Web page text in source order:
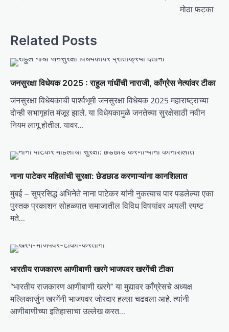
n
a
v
i
g
a
t
o
n
मोठा फटका
Related Posts
जनसुरक्षा विधेयक 2025 : राहुल गांधींची नाराजी, काँग्रेस नेत्यांवर टीका
जनसुरक्षा विधेयकाची पार्श्वभूमी जनसुरक्षा विधेयक 2025 महाराष्ट्राच्या
दोन्ही सभागृहांत मंजूर झाले. या विधेयकामुळे जनतेच्या सुरक्षेसाठी नवीन
नियम लागू होतील. यावर…
नाना पाटेकर महिलांची सुरक्षा: छेडछाड करणाऱ्यांना कानशिलात
मुंबई – सुप्रसिद्ध अभिनेते नाना पाटेकर यांनी नुकत्याच पार पडलेल्या एका
पुस्तक प्रकाशन सोहळ्यात समाजातील विविध विषयांवर आपली स्पष्ट
मते…
भारतीय राजकारण आणीबाणी खरगे भाजपवर खरगेंची टीका
“भारतीय राजकारण आणीबाणी खरगे” या मुद्यावर काँग्रेसचे अध्यक्ष
मल्लिकार्जुन खरगेंनी भाजपवर जोरदार हल्ला चढवला आहे. त्यांनी
आणीबाणीच्या इतिहासाचा उल्लेख करत…